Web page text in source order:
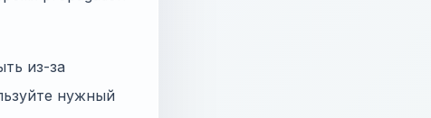
из-за
нужный